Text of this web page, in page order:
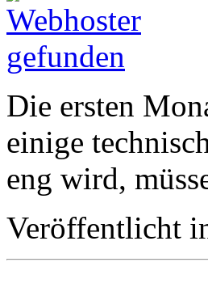
Die ersten
einige
eng wird,
Veröffentlicht